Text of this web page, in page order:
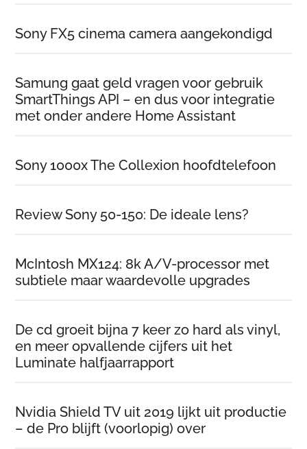
Sony FX5 cinema camera aangekondigd
Samung gaat geld vragen voor gebruik
SmartThings API – en dus voor integratie
met onder andere Home Assistant
Sony 1000x The Collexion hoofdtelefoon
Review Sony 50-150: De ideale lens?
McIntosh MX124: 8k A/V-processor met
subtiele maar waardevolle upgrades
De cd groeit bijna 7 keer zo hard als vinyl,
en meer opvallende cijfers uit het
Luminate halfjaarrapport
Nvidia Shield TV uit 2019 lijkt uit productie
– de Pro blijft (voorlopig) over